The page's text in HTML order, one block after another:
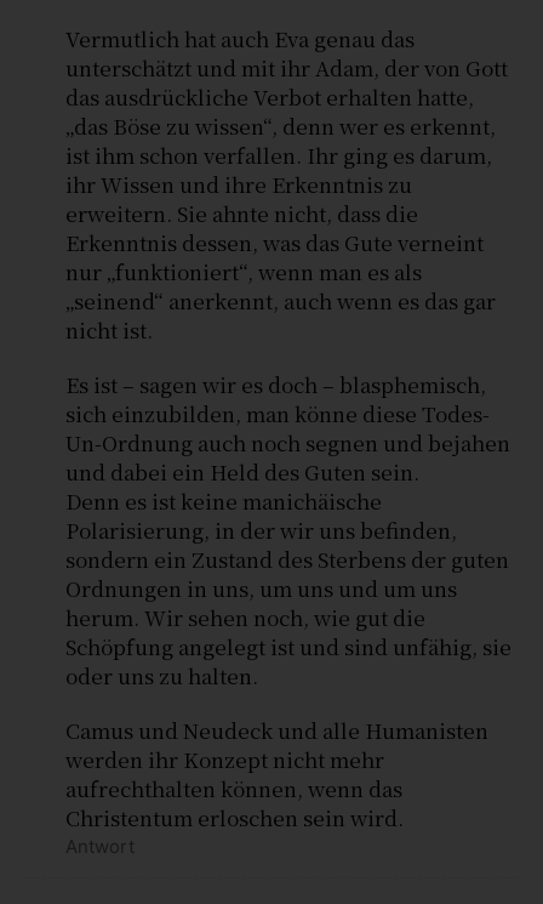
Vermutlich hat auch Eva genau das
unterschätzt und mit ihr Adam, der von Gott
das ausdrückliche Verbot erhalten hatte,
„das Böse zu wissen“, denn wer es erkennt,
ist ihm schon verfallen. Ihr ging es darum,
ihr Wissen und ihre Erkenntnis zu
erweitern. Sie ahnte nicht, dass die
Erkenntnis dessen, was das Gute verneint
nur „funktioniert“, wenn man es als
„seinend“ anerkennt, auch wenn es das gar
nicht ist.
Es ist – sagen wir es doch – blasphemisch,
sich einzubilden, man könne diese Todes-
Un-Ordnung auch noch segnen und bejahen
und dabei ein Held des Guten sein.
Denn es ist keine manichäische
Polarisierung, in der wir uns befinden,
sondern ein Zustand des Sterbens der guten
Ordnungen in uns, um uns und um uns
herum. Wir sehen noch, wie gut die
Schöpfung angelegt ist und sind unfähig, sie
oder uns zu halten.
Camus und Neudeck und alle Humanisten
werden ihr Konzept nicht mehr
aufrechthalten können, wenn das
Christentum erloschen sein wird.
Antwort